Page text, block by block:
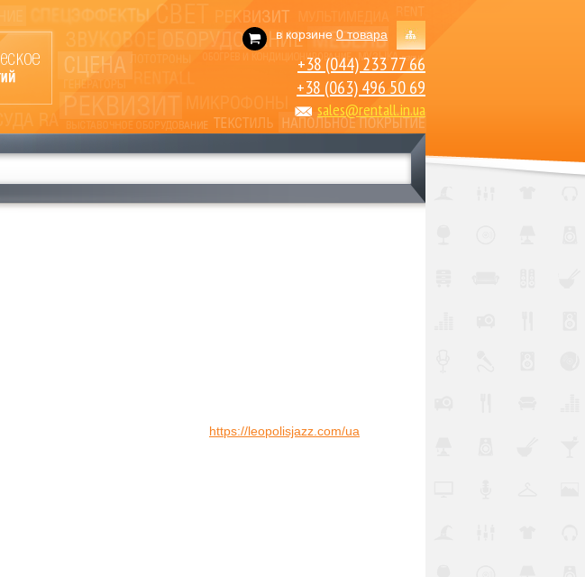
в корзине0 товара
+38 (044) 233 77 66
+38 (063) 496 50 69
sales@rentall.in.ua
https://leopolisjazz.com/ua